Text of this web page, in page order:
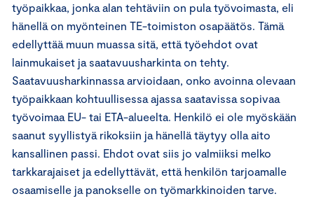
työpaikkaa, jonka alan tehtäviin on pula työvoimasta, eli
hänellä on myönteinen TE-toimiston osapäätös. Tämä
edellyttää muun muassa sitä, että työehdot ovat
lainmukaiset ja saatavuusharkinta on tehty.
Saatavuusharkinnassa arvioidaan, onko avoinna olevaan
työpaikkaan kohtuullisessa ajassa saatavissa sopivaa
työvoimaa EU- tai ETA-alueelta. Henkilö ei ole myöskään
saanut syyllistyä rikoksiin ja hänellä täytyy olla aito
kansallinen passi. Ehdot ovat siis jo valmiiksi melko
tarkkarajaiset ja edellyttävät, että henkilön tarjoamalle
osaamiselle ja panokselle on työmarkkinoiden tarve.